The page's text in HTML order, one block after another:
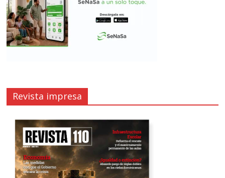
Revista impresa